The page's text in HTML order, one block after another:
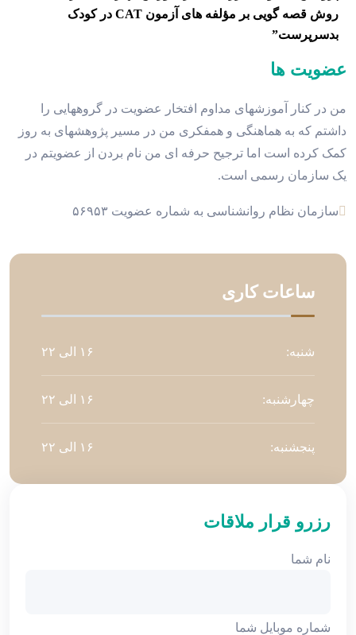
روش قصه گویی بر مؤلفه های آزمون CAT در کودک
بدسرپرست”
عضویت ها
من در کنار آموزشهای مداوم افتخار عضویت در گروههایی را
داشتم که به هماهنگی و همفکری من در مسیر پژوهشهای به روز
کمک کرده است اما ترجیح حرفه ای من نام بردن از عضویتم در
یک سازمان رسمی است.
سازمان نظام روانشناسی به شماره عضویت ۵۶۹۵۳
ساعات کاری
شنبه: ۱۶ الی ۲۲
چهارشنبه: ۱۶ الی ۲۲
پنجشنبه: ۱۶ الی ۲۲
رزرو قرار ملاقات
نام شما
شماره موبایل شما